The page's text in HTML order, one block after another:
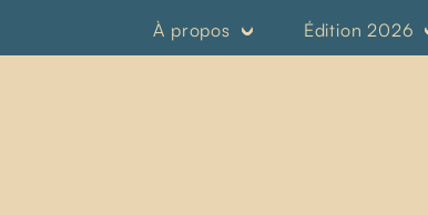
À propos Édition 2026